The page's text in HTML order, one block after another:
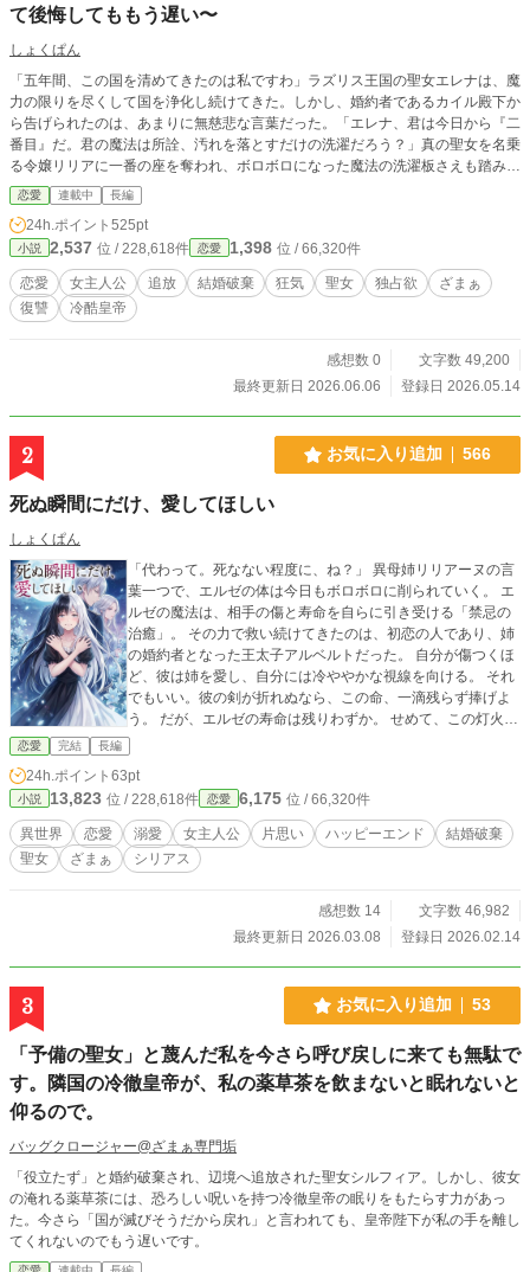
て後悔してももう遅い〜
しょくぱん
「五年間、この国を清めてきたのは私ですわ」ラズリス王国の聖女エレナは、魔
力の限りを尽くして国を浄化し続けてきた。しかし、婚約者であるカイル殿下か
ら告げられたのは、あまりに無慈悲な言葉だった。「エレナ、君は今日から『二
番目』だ。君の魔法は所詮、汚れを落とすだけの洗濯だろう？」真の聖女を名乗
る令嬢リリアに一番の座を奪われ、ボロボロになった魔法の洗濯板さえも踏みに
じられたエレナは、絶望の末に国を去る決意をする 。 しかし、彼女が浄化の結
界を解いた瞬間、王国は五年分の「穢れ」に飲み込まれ、泥の雨が降り注ぐ腐敗
の地へと変わり始めた 。 一方、エレナは「生贄」として、世界中から恐れられ
るガルズイン帝国の皇帝ゼクスの元へ送られることになる。 そこで待っていた
のは、死の運命ではなく、狂おしいほどの独占欲を孕んだ溺愛だった。 「逃が
さない。お前は私の、帝国を潤す唯一の源泉だ」 捨てた男は泥にまみれ、拾っ
た男は彼女を神と崇める。「二番目」の烙印を刻まれた少女が、美しき死神の腕
恋愛 連載中 長編
24h.ポイント 525pt
小説 2,537 位 / 228,618件 恋愛 1,398 位 / 66,320件
恋愛 女主人公 追放 結婚破棄 狂気 聖女 独占欲
ざまぁ
復讐
冷酷皇帝
感想数 0
文字数 49,200
最終更新日 2026.06.06
登録日 2026.05.14
2 お気に入り追加 566
死ぬ瞬間にだけ、愛してほしい
しょくぱん
「代わって。死なない程度に、ね？」 異母姉リリアーヌの言
葉一つで、エルゼの体は今日もボロボロに削られていく。 エ
ルゼの魔法は、相手の傷と寿命を自らに引き受ける「禁忌の
治癒」。 その力で救い続けてきたのは、初恋の人であり、姉
の婚約者となった王太子アルベルトだった。 自分が傷つくほ
ど、彼は姉を愛し、自分には冷ややかな視線を向ける。 それ
でもいい。彼の剣が折れぬなら、この命、一滴残らず捧げよ
う。 だが、エルゼの寿命は残りわずか。 せめて、この灯火が
消える瞬間だけは。 偽りの聖女ではなく、醜く焼けた私を、
愛してほしい。
恋愛 完結 長編
24h.ポイント 63pt
小説 13,823 位 / 228,618件 恋愛 6,175 位 / 66,320件
異世界 恋愛 溺愛 女主人公 片思い ハッピーエンド
結婚破棄
聖女
ざまぁ シリアス
感想数 14
文字数 46,982
最終更新日 2026.03.08
登録日 2026.02.14
3 お気に入り追加 53
「予備の聖女」と蔑んだ私を今さら呼び戻しに来ても無駄で
す。隣国の冷徹皇帝が、私の薬草茶を飲まないと眠れないと
仰るので。
バッグクロージャー@ざまぁ専門垢
「役立たず」と婚約破棄され、辺境へ追放された聖女シルフィア。しかし、彼女
の淹れる薬草茶には、恐ろしい呪いを持つ冷徹皇帝の眠りをもたらす力があっ
た。今さら「国が滅びそうだから戻れ」と言われても、皇帝陛下が私の手を離し
てくれないのでもう遅いです。